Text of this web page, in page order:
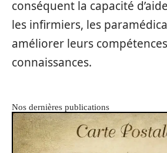
conséquent la capacité
les infirmiers, les
améliorer leurs
connaissances.
Nos dernières publications